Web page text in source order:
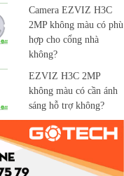
Camera EZVIZ H3C
2MP không màu có phù
hợp cho cổng nhà
không?
EZVIZ H3C 2MP
không màu có cần ánh
sáng hỗ trợ không?